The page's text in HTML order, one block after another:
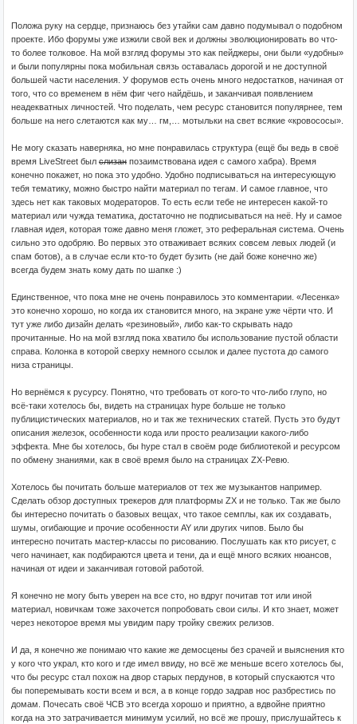
Положа руку на сердце, признаюсь без утайки сам давно подумывал о подобном
проекте. Ибо форумы уже изжили свой век и должны эволюционировать во что-
то более толковое. На мой взгляд форумы это как пейджеры, они были «удобны»
и были популярны пока мобильная связь оставалась дорогой и не доступной
большей части населения. У форумов есть очень много недостатков, начиная от
того, что со временем в нём фиг чего найдёшь, и заканчивая появлением
неадекватных личностей. Что поделать, чем ресурс становится популярнее, тем
больше на него слетаются как му… гм,… мотыльки на свет всякие «кровососы».
Не могу сказать наверняка, но мне понравилась структура (ещё бы ведь в своё
время LiveStreet был слизан позаимствована идея с самого хабра). Время
конечно покажет, но пока это удобно. Удобно подписываться на интересующую
тебя тематику, можно быстро найти материал по тегам. И самое главное, что
здесь нет как таковых модераторов. То есть если тебе не интересен какой-то
материал или чужда тематика, достаточно не подписываться на неё. Ну и самое
главная идея, которая тоже давно меня гложет, это реферальная система. Очень
сильно это одобряю. Во первых это отваживает всяких совсем левых людей (и
спам ботов), а в случае если кто-то будет бузить (не дай боже конечно же)
всегда будем знать кому дать по шапке :)
Единственное, что пока мне не очень понравилось это комментарии. «Лесенка»
это конечно хорошо, но когда их становится много, на экране уже чёрти что. И
тут уже либо дизайн делать «резиновый», либо как-то скрывать надо
прочитанные. Но на мой взгляд пока хватило бы использование пустой области
справа. Колонка в которой сверху немного ссылок и далее пустота до самого
низа страницы.
Но вернёмся к русурсу. Понятно, что требовать от кого-то что-либо глупо, но
всё-таки хотелось бы, видеть на страницах hype больше не только
публицистических материалов, но и так же технических статей. Пусть это будут
описания железок, особенности кода или просто реализации какого-либо
эффекта. Мне бы хотелось, бы hype стал в своём роде библиотекой и ресурсом
по обмену знаниями, как в своё время было на страницах ZX-Ревю.
Хотелось бы почитать больше материалов от тех же музыкантов например.
Сделать обзор доступных трекеров для платформы ZX и не только. Так же было
бы интересно почитать о базовых вещах, что такое семплы, как их создавать,
шумы, огибающие и прочие особенности AY или других чипов. Было бы
интересно почитать мастер-классы по рисованию. Послушать как кто рисует, с
чего начинает, как подбираются цвета и тени, да и ещё много всяких нюансов,
начиная от идеи и заканчивая готовой работой.
Я конечно не могу быть уверен на все сто, но вдруг почитав тот или иной
материал, новичкам тоже захочется попробовать свои силы. И кто знает, может
через некоторое время мы увидим пару тройку свежих релизов.
И да, я конечно же понимаю что какие же демосцены без срачей и выяснения кто
у кого что украл, кто кого и где имел ввиду, но всё же меньше всего хотелось бы,
что бы ресурс стал похож на двор старых пердунов, в который спускаются что
бы поперемывать кости всем и вся, а в конце гордо задрав нос разбрестись по
домам. Почесать своё ЧСВ это всегда хорошо и приятно, а вдвойне приятно
когда на это затрачивается минимум усилий, но всё же прошу, прислушайтесь к